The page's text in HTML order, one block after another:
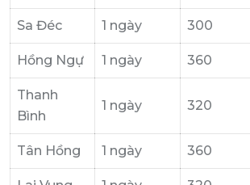
Sa Đéc 1 ngày 300
Hồng Ngự 1 ngày 360
Thanh
Bình
1 ngày 320
Tân Hồng 1 ngày 360